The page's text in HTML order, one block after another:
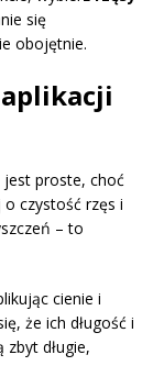
się
obojętnie.
jest proste, choć
czystość rzęs i
– to
cienie i
że ich długość i
długie,